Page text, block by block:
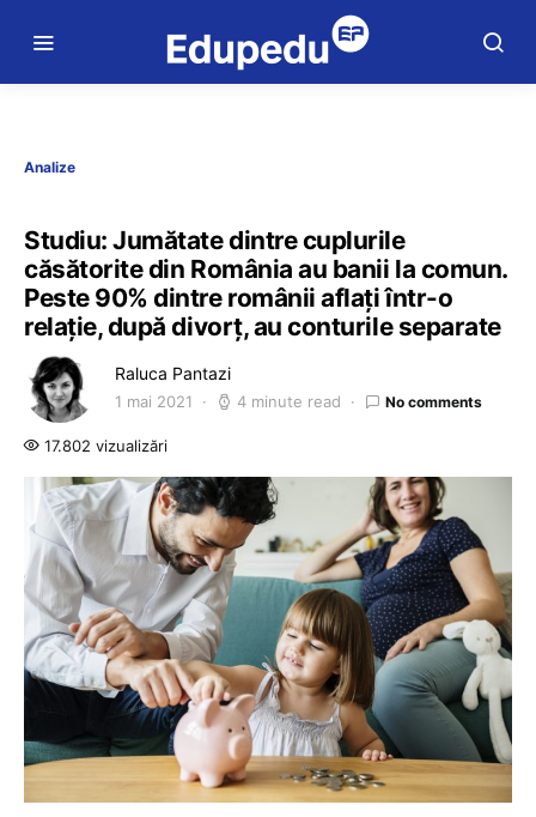
Analize
Studiu: Jumătate dintre cuplurile
căsătorite din România au banii la comun.
Peste 90% dintre românii aflați într-o
relație, după divorț, au conturile separate
Raluca Pantazi
1 mai 2021 4 minute read No comments
17.802 vizualizări